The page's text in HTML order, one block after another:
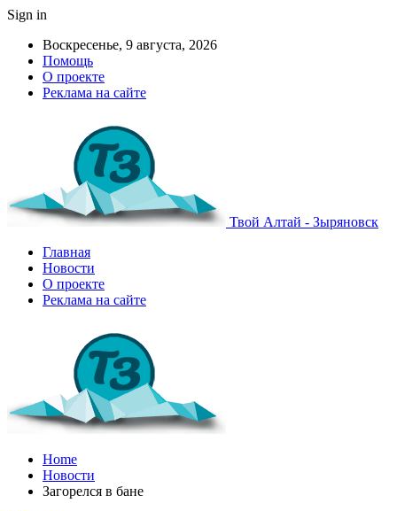
Sign in
Воскресенье, 9 августа, 2026
Помощь
О проекте
Реклама на сайте
Твой Алтай - Зыряновск
Главная
Новости
О проекте
Реклама на сайте
Home
Новости
Загорелся в бане